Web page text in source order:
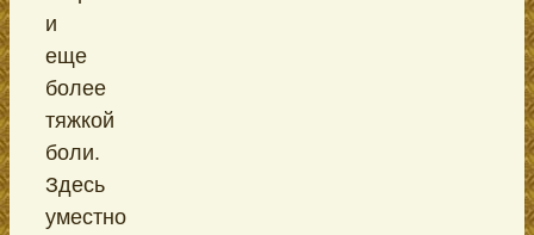
и
еще
более
тяжкой
боли.
Здесь
уместно